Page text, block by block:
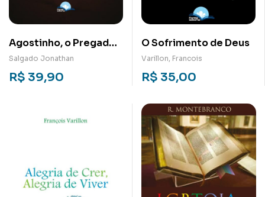
Agostinho, o Pregador:
As Contribuições do
Bispo de Hipona para
Pregação
Salgado Jonathan
R$ 39,90
O Sofrimento de Deus
Varillon, Francois
R$ 35,00